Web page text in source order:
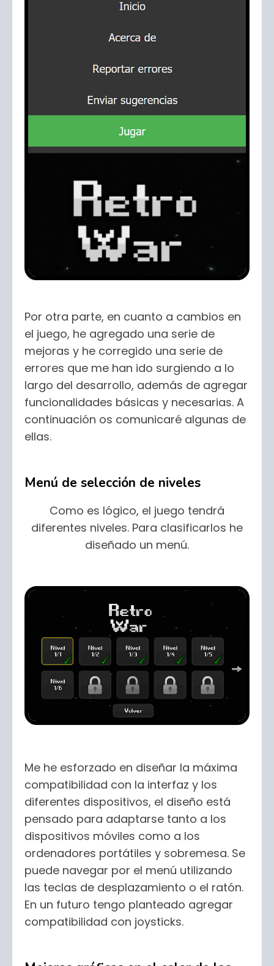
Por otra parte, en cuanto a cambios en
el juego, he agregado una serie de
mejoras y he corregido una serie de
errores que me han ido surgiendo a lo
largo del desarrollo, además de agregar
funcionalidades básicas y necesarias. A
continuación os comunicaré algunas de
ellas.
Menú de selección de niveles
Como es lógico, el juego tendrá
diferentes niveles. Para clasificarlos he
diseñado un menú.
Me he esforzado en diseñar la máxima
compatibilidad con la interfaz y los
diferentes dispositivos, el diseño está
pensado para adaptarse tanto a los
dispositivos móviles como a los
ordenadores portátiles y sobremesa. Se
puede navegar por el menú utilizando
las teclas de desplazamiento o el ratón.
En un futuro tengo planteado agregar
compatibilidad con joysticks.